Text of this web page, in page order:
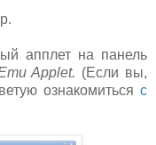
апплет на панель
Applet. (Если вы,
ознакомиться с